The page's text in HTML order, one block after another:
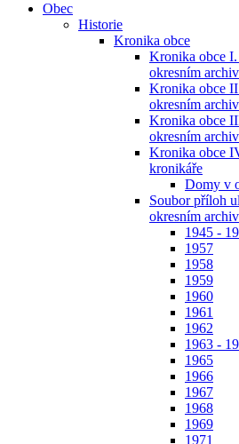
Obec
Historie
Kronika obce
Kronika obce
okresním
Kronika obce
okresním
Kronika obce
okresním
Kronika obce
kronikáře
Domy v
Soubor příloh
okresním
1945 -
1957
1958
1959
1960
1961
1962
1963 -
1965
1966
1967
1968
1969
1971